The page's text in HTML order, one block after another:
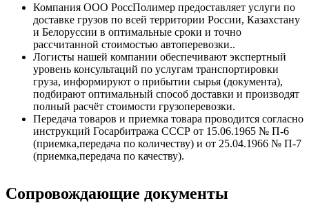
Компания ООО РоссПолимер предоставляет услуги по
доставке грузов по всей территории России, Казахстану
и Белоруссии в оптимальные сроки и точно
рассчитанной стоимостью автоперевозки..
Логисты нашей компании обеспечивают экспертный
уровень консультаций по услугам транспортировки
груза, информируют о прибытии сырья (документа),
подбирают оптимальный способ доставки и производят
полный расчёт стоимости грузоперевозки.
Передача товаров и приемка товара проводится согласно
инструкций Госарбитража СССР от 15.06.1965 № П-6
(приемка,передача по количеству) и от 25.04.1966 № П-7
(приемка,передача по качеству).
Сопровождающие документы